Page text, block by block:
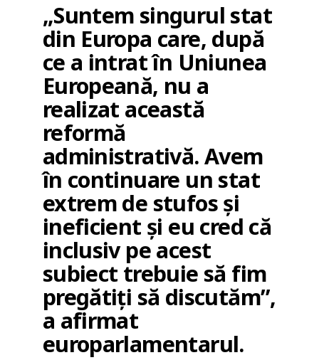
„Suntem singurul stat
din Europa care, după
ce a intrat în Uniunea
Europeană, nu a
realizat această
reformă
administrativă. Avem
în continuare un stat
extrem de stufos și
ineficient și eu cred că
inclusiv pe acest
subiect trebuie să fim
pregătiți să discutăm”,
a afirmat
europarlamentarul.